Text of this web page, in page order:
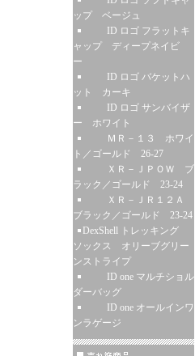
ップ ベージュ
ID ロゴ フラットキ
ャップ ディープネイビ
ー
ID ロゴ バケットハ
ット カーキ
ID ロゴ サンバイザ
ー ホワイト
ＭＲ－１３ ホワイ
ト／ゴールド 26-27
ＸＲ－ＪＰＯＷ ブ
ラック／ゴールド 23-24
ＸＲ－ＪＲ１２Ａ
ブラック／ゴールド 23-24
DexShell トレッキング
ソックス オリーブグリー
ンストライプ
ID one マルチショル
ダーバッグ
ID one オールインワ
ンラゲージ